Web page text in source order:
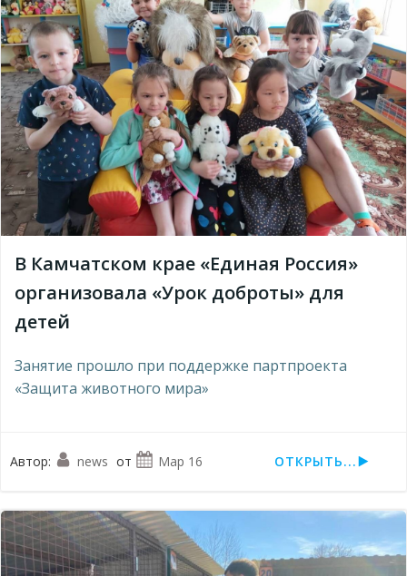
В Камчатском крае «Единая Россия»
организовала «Урок доброты» для
детей
Занятие прошло при поддержке партпроекта
«Защита животного мира»
Автор: news от Мар 16 ОТКРЫТЬ...